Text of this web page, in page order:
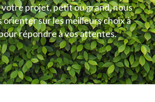
projet, petit ou grand, nous
orienter sur les meilleurs choix à
répondre à vos attentes.